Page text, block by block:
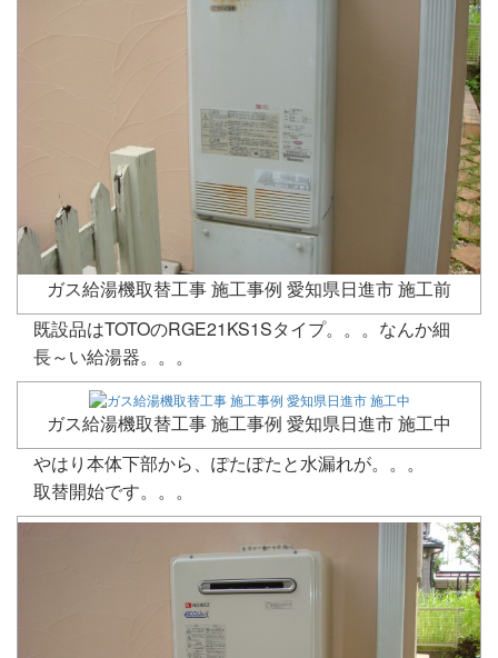
ガス給湯機取替工事 施工事例 愛知県日進市 施工前
既設品はTOTOのRGE21KS1Sタイプ。。。なんか細
長～い給湯器。。。
ガス給湯機取替工事 施工事例 愛知県日進市 施工中
やはり本体下部から、ぽたぽたと水漏れが。。。
取替開始です。。。